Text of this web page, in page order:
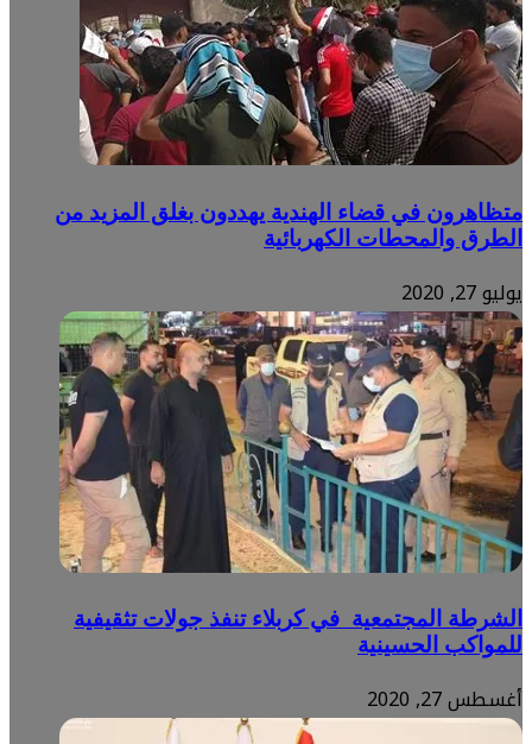
متظاهرون في قضاء الهندية يهددون بغلق المزيد من
الطرق والمحطات الكهربائية
يوليو 27, 2020
الشرطة المجتمعية في كربلاء تنفذ جولات تثقيفية
للمواكب الحسينية
أغسطس 27, 2020